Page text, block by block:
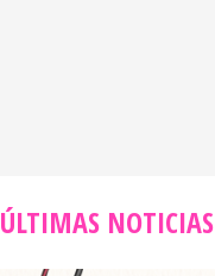
ÚLTIMAS NOTICIAS